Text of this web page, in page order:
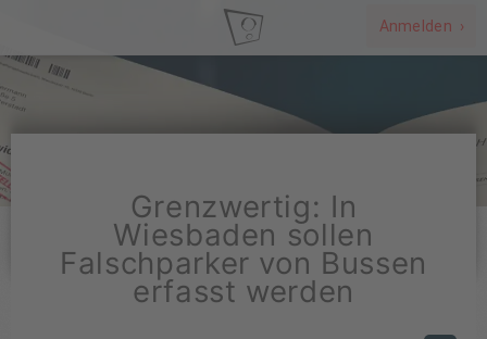
Anmelden ›
Grenzwertig: In
Wiesbaden sollen
Falschparker von Bussen
erfasst werden